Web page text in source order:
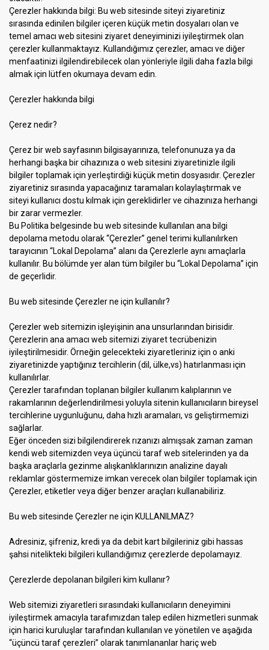
Çerezler hakkında bilgi: Bu web sitesinde siteyi ziyaretiniz
sırasında edinilen bilgiler içeren küçük metin dosyaları olan ve
temel amacı web sitesini ziyaret deneyiminizi iyileştirmek olan
çerezler kullanmaktayız. Kullandığımız çerezler, amacı ve diğer
menfaatinizi ilgilendirebilecek olan yönleriyle ilgili daha fazla bilgi
almak için lütfen okumaya devam edin.
Çerezler hakkında bilgi
Çerez nedir?
Çerez bir web sayfasının bilgisayarınıza, telefonunuza ya da
herhangi başka bir cihazınıza o web sitesini ziyaretinizle ilgili
bilgiler toplamak için yerleştirdiği küçük metin dosyasıdır. Çerezler
ziyaretiniz sırasında yapacağınız taramaları kolaylaştırmak ve
siteyi kullanıcı dostu kılmak için gereklidirler ve cihazınıza herhangi
bir zarar vermezler.
Bu Politika belgesinde bu web sitesinde kullanılan ana bilgi
depolama metodu olarak “Çerezler” genel terimi kullanılırken
tarayıcının “Lokal Depolama” alanı da Çerezlerle aynı amaçlarla
kullanılır. Bu bölümde yer alan tüm bilgiler bu “Lokal Depolama” için
de geçerlidir.
Bu web sitesinde Çerezler ne için kullanılır?
Çerezler web sitemizin işleyişinin ana unsurlarından birisidir.
Çerezlerin ana amacı web sitemizi ziyaret tecrübenizin
iyileştirilmesidir. Örneğin gelecekteki ziyaretleriniz için o anki
ziyaretinizde yaptığınız tercihlerin (dil, ülke,vs) hatırlanması için
kullanılırlar.
Çerezler tarafından toplanan bilgiler kullanım kalıplarının ve
rakamlarının değerlendirilmesi yoluyla sitenin kullanıcıların bireysel
tercihlerine uygunluğunu, daha hızlı aramaları, vs geliştirmemizi
sağlarlar.
Eğer önceden sizi bilgilendirerek rızanızı almışsak zaman zaman
kendi web sitemizden veya üçüncü taraf web sitelerinden ya da
başka araçlarla gezinme alışkanlıklarınızın analizine dayalı
reklamlar göstermemize imkan verecek olan bilgiler toplamak için
Çerezler, etiketler veya diğer benzer araçları kullanabiliriz.
Bu web sitesinde Çerezler ne için KULLANILMAZ?
Adresiniz, şifreniz, kredi ya da debit kart bilgileriniz gibi hassas
şahsi nitelikteki bilgileri kullandığımız çerezlerde depolamayız.
Çerezlerde depolanan bilgileri kim kullanır?
Web sitemizi ziyaretleri sırasındaki kullanıcıların deneyimini
iyileştirmek amacıyla tarafımızdan talep edilen hizmetleri sunmak
için harici kuruluşlar tarafından kullanılan ve yönetilen ve aşağıda
“üçüncü taraf çerezleri” olarak tanımlananlar hariç web